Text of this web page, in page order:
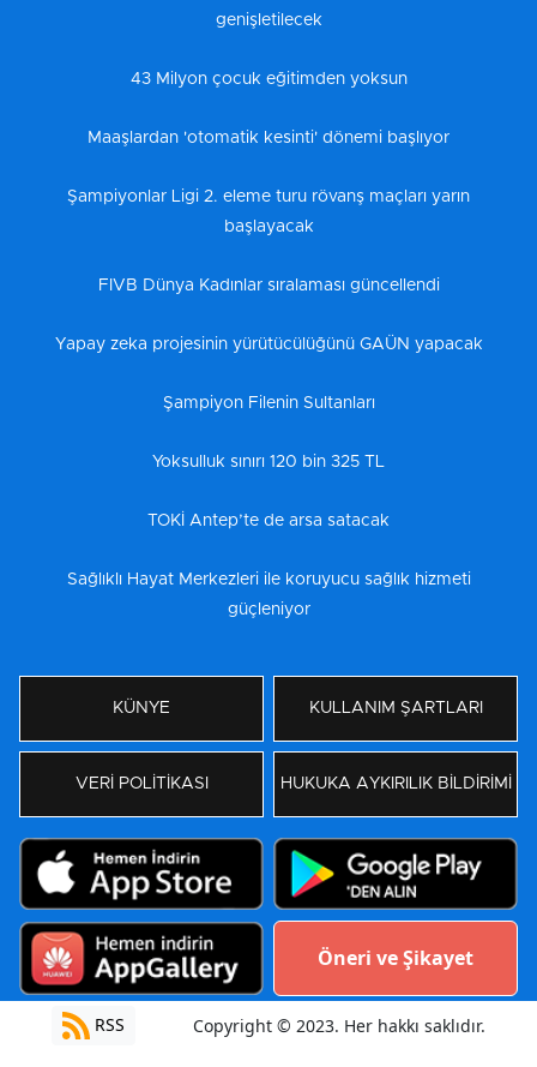
genişletilecek
43 Milyon çocuk eğitimden yoksun
Maaşlardan 'otomatik kesinti' dönemi başlıyor
Şampiyonlar Ligi 2. eleme turu rövanş maçları yarın
başlayacak
FIVB Dünya Kadınlar sıralaması güncellendi
Yapay zeka projesinin yürütücülüğünü GAÜN yapacak
Şampiyon Filenin Sultanları
Yoksulluk sınırı 120 bin 325 TL
TOKİ Antep’te de arsa satacak
Sağlıklı Hayat Merkezleri ile koruyucu sağlık hizmeti
güçleniyor
KÜNYE KULLANIM ŞARTLARI
VERİ POLİTİKASI HUKUKA AYKIRILIK BİLDİRİMİ
Öneri ve Şikayet
RSS Copyright © 2023. Her hakkı saklıdır.